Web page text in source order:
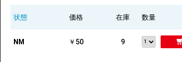
状態 価格 在庫 数量
NM ￥50 9